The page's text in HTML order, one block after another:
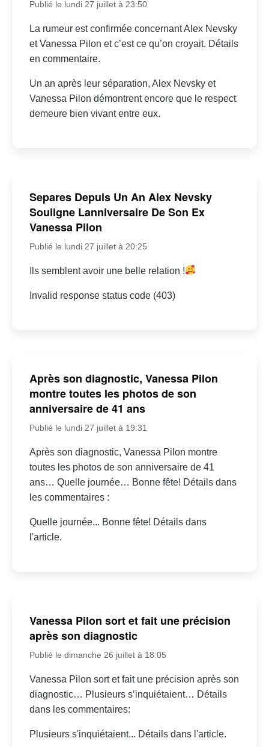
Publié le lundi 27 juillet à 23:50
La rumeur est confirmée concernant Alex Nevsky
et Vanessa Pilon et c’est ce qu’on croyait. Détails
en commentaire.
Un an après leur séparation, Alex Nevsky et
Vanessa Pilon démontrent encore que le respect
demeure bien vivant entre eux.
Separes Depuis Un An Alex Nevsky
Souligne Lanniversaire De Son Ex
Vanessa Pilon
Publié le lundi 27 juillet à 20:25
Ils semblent avoir une belle relation !
Invalid response status code (403)
Après son diagnostic, Vanessa Pilon
montre toutes les photos de son
anniversaire de 41 ans
Publié le lundi 27 juillet à 19:31
Après son diagnostic, Vanessa Pilon montre
toutes les photos de son anniversaire de 41
ans… Quelle journée… Bonne fête! Détails dans
les commentaires :
Quelle journée... Bonne fête! Détails dans
l'article.
Vanessa Pilon sort et fait une précision
après son diagnostic
Publié le dimanche 26 juillet à 18:05
Vanessa Pilon sort et fait une précision après son
diagnostic… Plusieurs s’inquiétaient… Détails
dans les commentaires:
Plusieurs s'inquiétaient... Détails dans l'article.